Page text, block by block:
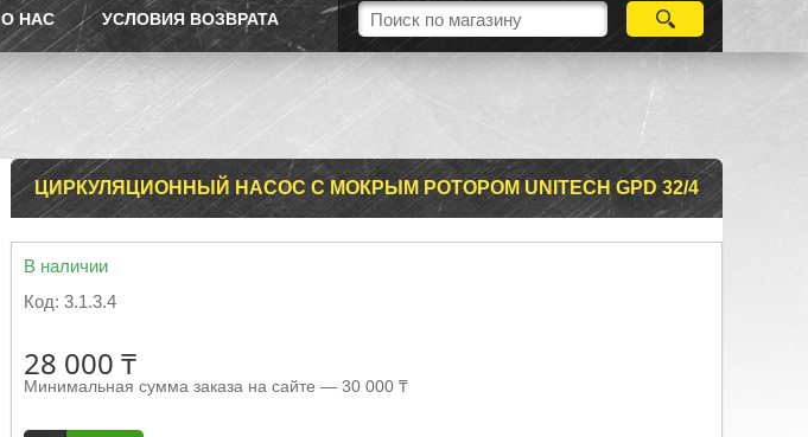
О НАС УСЛОВИЯ ВОЗВРАТА
ЦИРКУЛЯЦИОННЫЙ НАСОС С МОКРЫМ РОТОРОМ UNITECH GPD 32/4
В наличии
Код: 3.1.3.4
28 000 ₸
Минимальная сумма заказа на сайте — 30 000 ₸